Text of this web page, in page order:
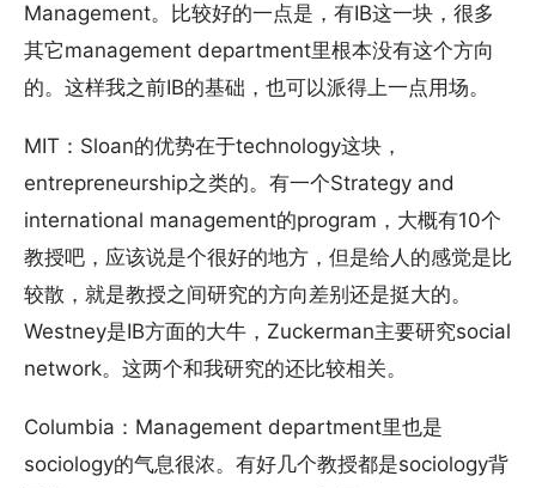
Management。比较好的一点是，有IB这一块，很多
其它management department里根本没有这个方向
的。这样我之前IB的基础，也可以派得上一点用场。
MIT：Sloan的优势在于technology这块，
entrepreneurship之类的。有一个Strategy and
international management的program，大概有10个
教授吧，应该说是个很好的地方，但是给人的感觉是比
较散，就是教授之间研究的方向差别还是挺大的。
Westney是IB方面的大牛，Zuckerman主要研究social
network。这两个和我研究的还比较相关。
Columbia：Management department里也是
sociology的气息很浓。有好几个教授都是sociology背